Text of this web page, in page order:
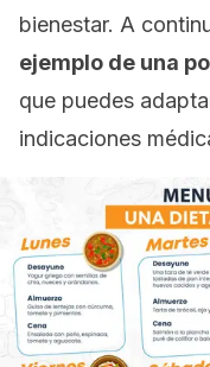
bienestar. A
ejemplo de una
que puedes
indicaciones